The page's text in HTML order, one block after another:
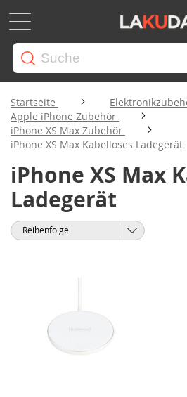
Startseite
Apple iPhone Zubehör
iPhone XS Max Zubehör
iPhone XS Max Kabelloses Ladegerät
iPhone XS Max
Ladegerät
Sortieren